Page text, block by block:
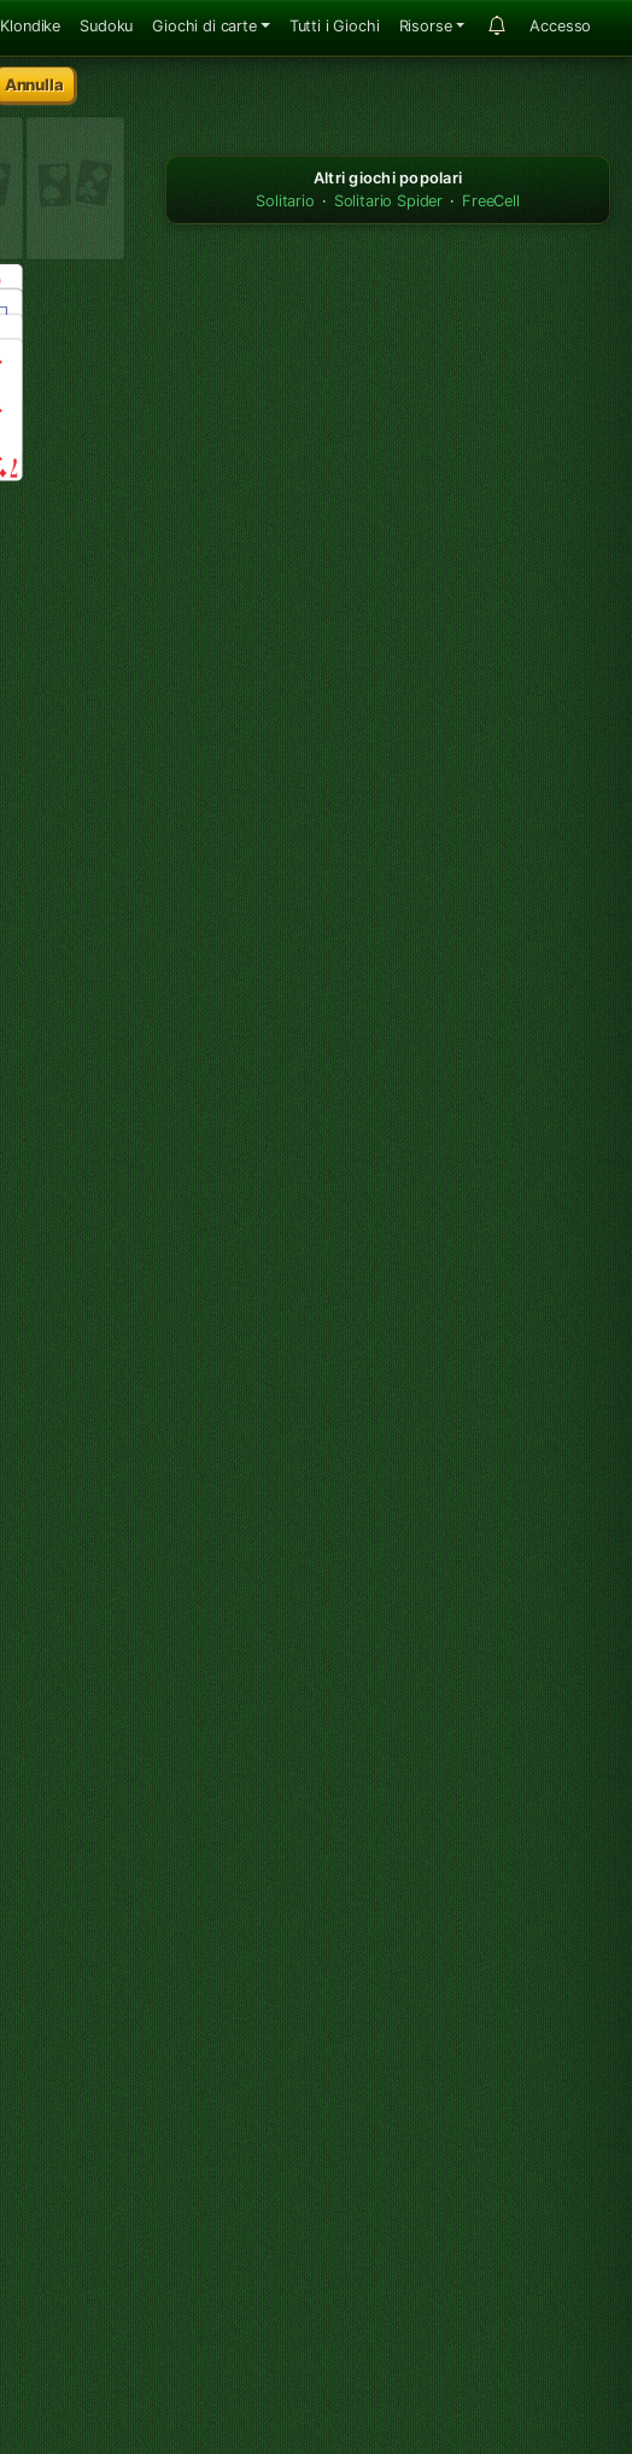
Klondike Sudoku Giochi di carte Tutti i Giochi Risorse Accesso
Annulla
Altri giochi popolari
Solitario · Solitario Spider · FreeCell